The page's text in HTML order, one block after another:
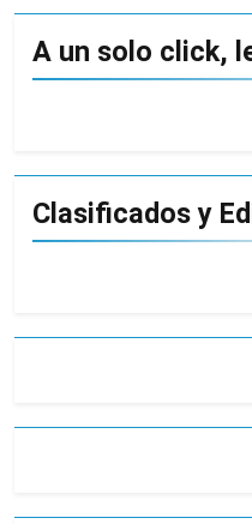
A un solo click,
Clasificados y